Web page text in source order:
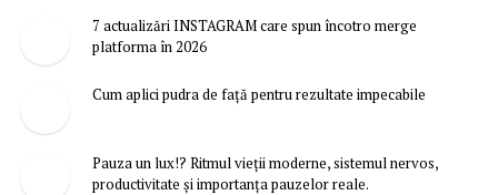
7 actualizări INSTAGRAM care spun încotro merge
platforma în 2026
Cum aplici pudra de față pentru rezultate impecabile
Pauza un lux!? Ritmul vieții moderne, sistemul nervos,
productivitate și importanța pauzelor reale.